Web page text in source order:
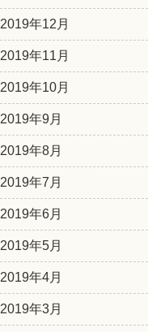
2019年12月
2019年11月
2019年10月
2019年9月
2019年8月
2019年7月
2019年6月
2019年5月
2019年4月
2019年3月